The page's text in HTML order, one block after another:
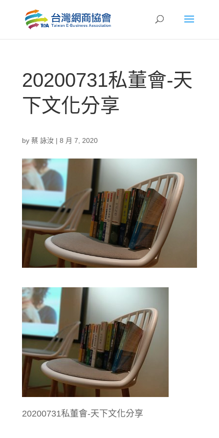
20200731私董會-天
下文化分享
by 蔡 詠汝| 8 月 7, 2020
20200731私董會-天下文化分享